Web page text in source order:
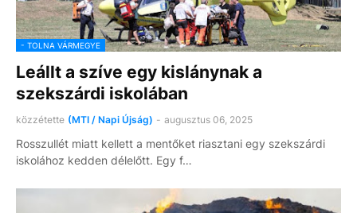
- TOLNA VÁRMEGYE
Leállt a szíve egy kislánynak a
szekszárdi iskolában
közzétette (MTI / Napi Újság) - augusztus 06, 2025
Rosszullét miatt kellett a mentőket riasztani egy szekszárdi
iskolához kedden délelőtt. Egy f…